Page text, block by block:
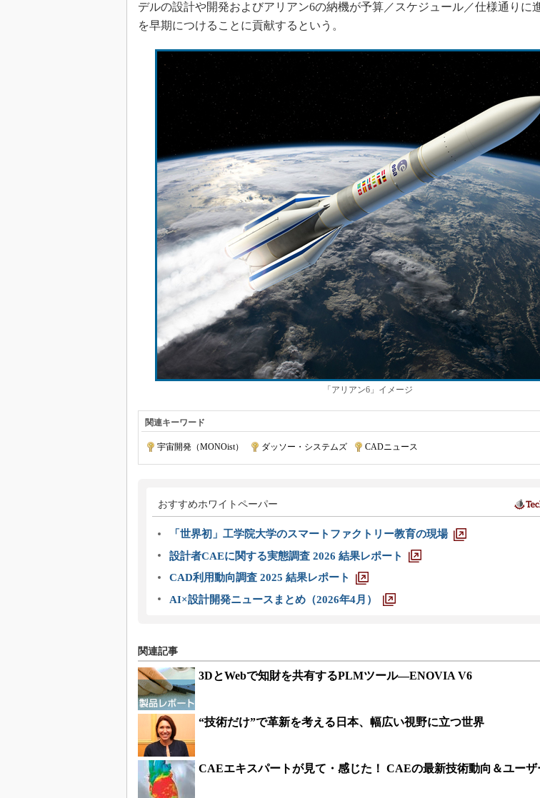
デルの設計や開発およびアリアン6の納機が予算／スケジュール／仕様通りに
を早期につけることに貢献するという。
「アリアン6」イメージ
関連キーワード
宇宙開発（MONOist） ダッソー・システムズ CADニュース
おすすめホワイトペーパー
「世界初」工学院大学のスマートファクトリー教育の現場
設計者CAEに関する実態調査 2026 結果レポート
CAD利用動向調査 2025 結果レポート
AI×設計開発ニュースまとめ（2026年4月）
関連記事
3DとWebで知財を共有するPLMツール―ENOVIA V6
“技術だけ”で革新を考える日本、幅広い視野に立つ世界
CAEエキスパートが見て・感じた！ CAEの最新技術動向＆ユーザ